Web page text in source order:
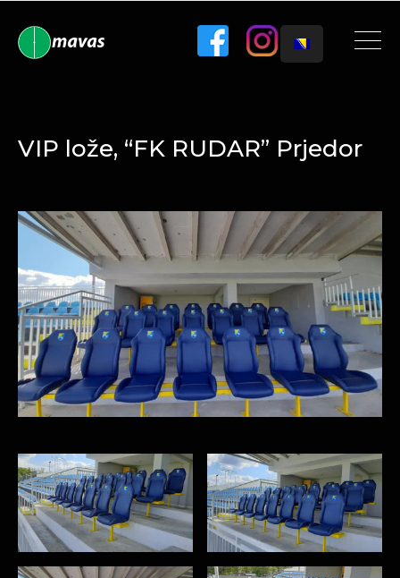
VIP lože, “FK RUDAR” Prjedor